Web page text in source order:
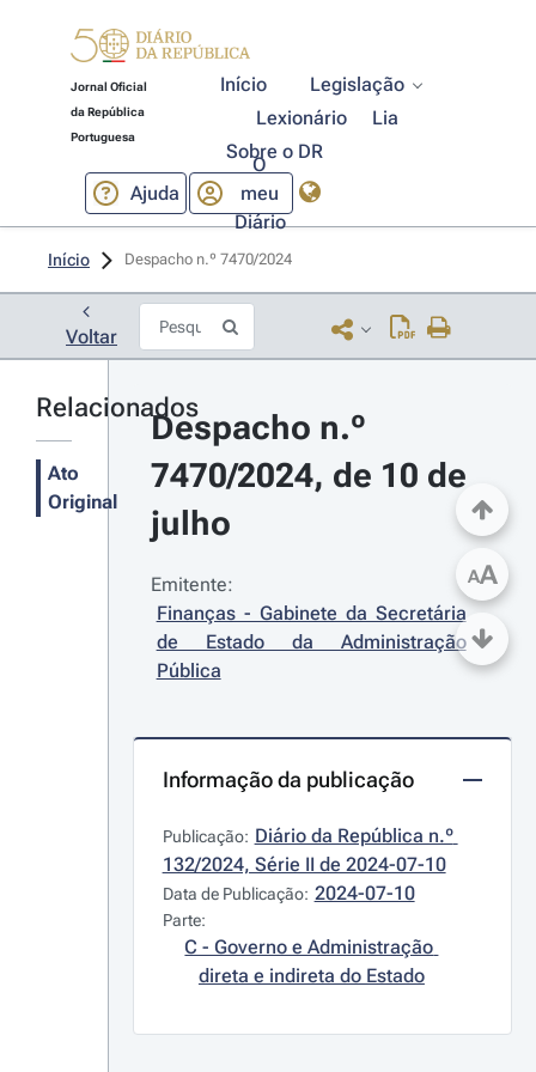
Jornal Oficial
da República
Portuguesa
Início
Legislação
Lexionário
Lia
Sobre o DR
Ajuda
O
meu
Diário
Início Despacho n.º 7470/2024
Voltar
Relacionados
Ato
Original
Despacho n.º
7470/2024, de 10 de
julho
Emitente:
Finanças - Gabinete da Secretária
de Estado da Administração
Pública
Informação da publicação
Publicação: Diário da República n.º
132/2024, Série II de 2024-07-10
Data de Publicação: 2024-07-10
Parte:
C - Governo e Administração
direta e indireta do Estado
AA